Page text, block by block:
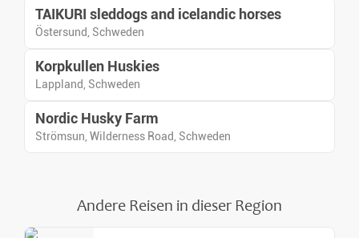
TAIKURI sleddogs and icelandic horses
Östersund, Schweden
Korpkullen Huskies
Lappland, Schweden
Nordic Husky Farm
Strömsun, Wilderness Road, Schweden
Andere Reisen in dieser Region